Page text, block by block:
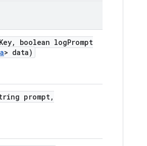
Key, boolean logPrompt
> data)
prompt,